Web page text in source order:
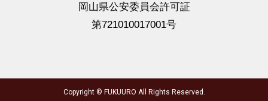
岡山県公安委員会許可証
第721010017001号
Copyright © FUKUURO All Rights Reserved.